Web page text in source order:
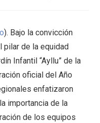
). Bajo la convicción
pilar de la equidad
Infantil “Ayllu” de la
oficial del Año
enfatizaron
importancia de la
de los equipos